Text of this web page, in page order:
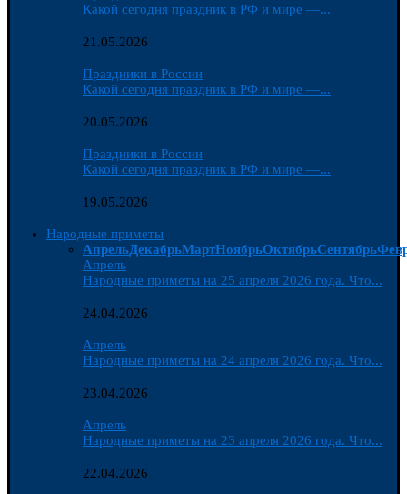
Какой сегодня праздник в РФ и мире —...
21.05.2026
Праздники в России
Какой сегодня праздник в РФ и мире —...
20.05.2026
Праздники в России
Какой сегодня праздник в РФ и мире —...
19.05.2026
Народные приметы
АпрельДекабрьМартНоябрьОктябрьСентябрь
Апрель
Народные приметы на 25 апреля 2026 года. Что...
24.04.2026
Апрель
Народные приметы на 24 апреля 2026 года. Что...
23.04.2026
Апрель
Народные приметы на 23 апреля 2026 года. Что...
22.04.2026